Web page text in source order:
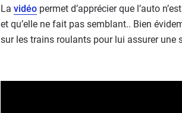
La vidéo permet d’apprécier que l’auto
et qu’elle ne fait pas semblant.. Bien
sur les trains roulants pour lui assurer une